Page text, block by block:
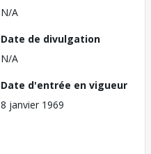
N/A
Date de divulgation
N/A
Date d'entrée en vigueur
8 janvier 1969